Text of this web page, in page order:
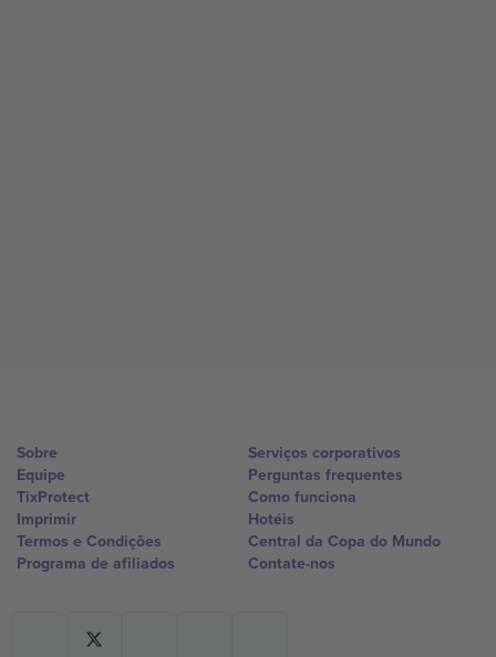
Sobre
Equipe
TixProtect
Imprimir
Termos e Condições
Programa de afiliados
Serviços corporativos
Perguntas frequentes
Como funciona
Hotéis
Central da Copa do Mundo
Contate-nos